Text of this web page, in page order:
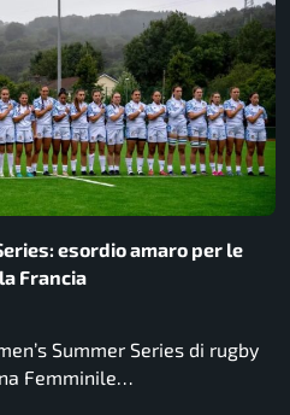
esordio amaro per le
Francia
Summer Series di rugby
Femminile…